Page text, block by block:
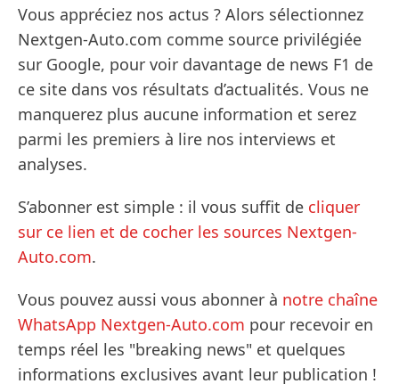
Vous appréciez nos actus ? Alors sélectionnez
Nextgen-Auto.com comme source privilégiée
sur Google, pour voir davantage de news F1 de
ce site dans vos résultats d’actualités. Vous ne
manquerez plus aucune information et serez
parmi les premiers à lire nos interviews et
analyses.
S’abonner est simple : il vous suffit de cliquer
sur ce lien et de cocher les sources Nextgen-
Auto.com.
Vous pouvez aussi vous abonner à notre chaîne
WhatsApp Nextgen-Auto.com pour recevoir en
temps réel les "breaking news" et quelques
informations exclusives avant leur publication !